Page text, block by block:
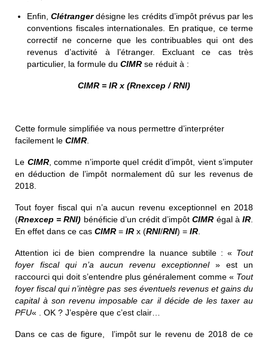
Enfin,CIétrangerdésigne les crédits d’impôt prévus par les
conventions fiscales internationales. En pratique, ce terme
correctif ne concerne que les contribuables qui ont des
revenus d’activité à l’étranger. Excluant ce cas très
particulier, la formule du CIMR se réduit à :
CIMR = IR x (Rnexcep / RNI)
Cette formule simplifiée va nous permettre d’interpréter
facilement le CIMR
Le CIMR, comme n’importe quel crédit d’impôt, vient s’imputer
en déduction de l’impôt normalement dû sur les revenus de
2018.
Tout foyer fiscal qui n’a aucun revenu exceptionnel en 2018
(Rnexcep = RNI) bénéficie d’un crédit d’impôtCIMR égal àIR
En effet dans ce cas CIMR = IR x (RNI/RNI) = IR
Attention ici de bien comprendre la nuance subtile : « Tout
foyer fiscal qui n’a aucun revenu exceptionnel» est un
raccourci qui doit s’entendre plus généralement comme « Tout
foyer fiscal qui n’intègre pas ses éventuels revenus et gains du
capital à son revenu imposable car il décide de les taxer au
PFU« . OK ? J’espère que c’est clair…
Dans ce cas de figure, l’impôt sur le revenu de 2018 de ce